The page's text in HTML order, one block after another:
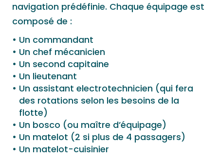
navigation prédéfinie. Chaque équipage est
composé de :
Un commandant
Un chef mécanicien
Un second capitaine
Un lieutenant
Un assistant electrotechnicien (qui fera
des rotations selon les besoins de la
flotte)
Un bosco (ou maître d’équipage)
Un matelot (2 si plus de 4 passagers)
Un matelot-cuisinier